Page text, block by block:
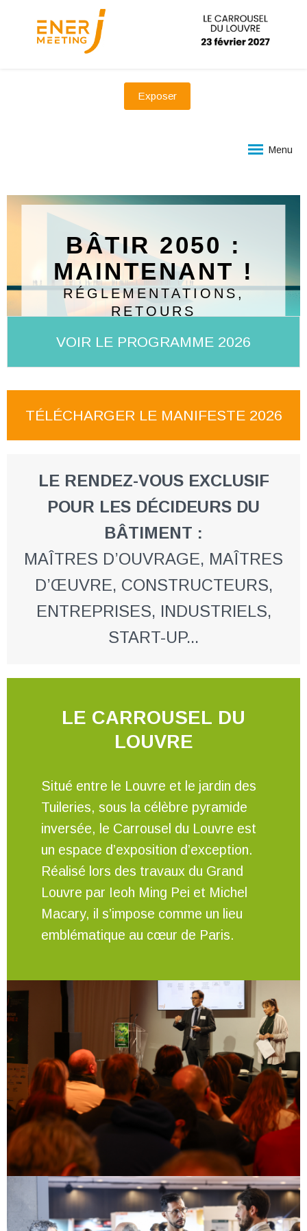
Exposer
Menu
BÂTIR 2050 :
MAINTENANT !
RÉGLEMENTATIONS,
RETOURS
TENDANCES
VOIR LE PROGRAMME 2026
TÉLÉCHARGER LE MANIFESTE 2026
LE RENDEZ-VOUS EXCLUSIF
POUR LES DÉCIDEURS DU
BÂTIMENT :
MAÎTRES D’OUVRAGE, MAÎTRES
D’ŒUVRE, CONSTRUCTEURS,
ENTREPRISES, INDUSTRIELS,
START-UP...
LE CARROUSEL DU
LOUVRE
Situé entre le Louvre et le jardin des
Tuileries, sous la célèbre pyramide
inversée, le Carrousel du Louvre est
un espace d’exposition d’exception.
Réalisé lors des travaux du Grand
Louvre par Ieoh Ming Pei et Michel
Macary, il s’impose comme un lieu
emblématique au cœur de Paris.